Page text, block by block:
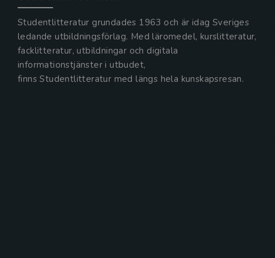
Studentlitteratur grundades 1963 och är idag Sveriges
ledande utbildningsförlag. Med läromedel, kurslitteratur,
facklitteratur, utbildningar och digitala
informationstjänster i utbudet,
finns Studentlitteratur med längs hela kunskapsresan.